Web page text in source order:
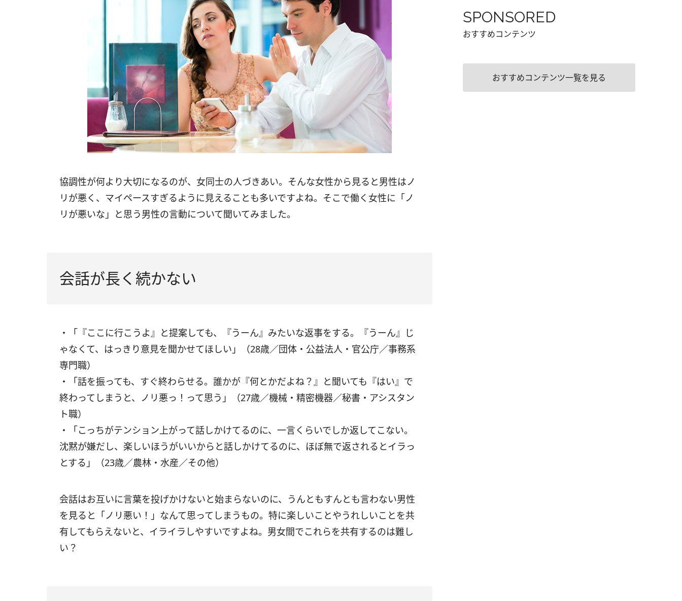
協調性が何より大切になるのが、女同士の人づきあい。そんな女性から見ると男性はノ
リが悪く、マイペースすぎるように見えることも多いですよね。そこで働く女性に「ノ
リが悪いな」と思う男性の言動について聞いてみました。
会話が長く続かない
・「『ここに行こうよ』と提案しても、『うーん』みたいな返事をする。『うーん』じ
ゃなくて、はっきり意見を聞かせてほしい」（28歳／団体・公益法人・官公庁／事務系
専門職）
・「話を振っても、すぐ終わらせる。誰かが『何とかだよね？』と聞いても『はい』で
終わってしまうと、ノリ悪っ！って思う」（27歳／機械・精密機器／秘書・アシスタン
ト職）
・「こっちがテンション上がって話しかけてるのに、一言くらいでしか返してこない。
沈黙が嫌だし、楽しいほうがいいからと話しかけてるのに、ほぼ無で返されるとイラっ
とする」（23歳／農林・水産／その他）
会話はお互いに言葉を投げかけないと始まらないのに、うんともすんとも言わない男性
を見ると「ノリ悪い！」なんて思ってしまうもの。特に楽しいことやうれしいことを共
有してもらえないと、イライラしやすいですよね。男女間でこれらを共有するのは難し
い？
SPONSORED
おすすめコンテンツ
おすすめコンテンツ一覧を見る